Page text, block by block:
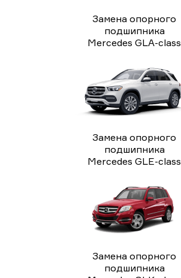
Замена опорного
подшипника
Mercedes GLA-class
Замена опорного
подшипника
Mercedes GLE-class
Замена опорного
подшипника